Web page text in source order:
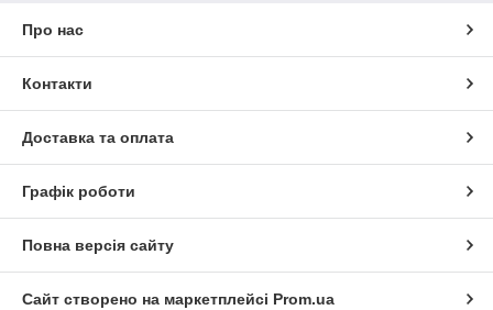
Про нас
Контакти
Доставка та оплата
Графік роботи
Повна версія сайту
Сайт створено на маркетплейсі Prom.ua